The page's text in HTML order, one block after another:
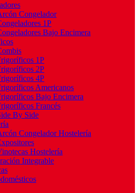
Congelador
1P
Bajo Encimera
1P
2P
4P
Americanos
Bajo Encimera
Francés
By Side
Congelador Hostelería
Hostelería
Integrable